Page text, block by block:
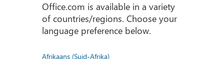
Office.com is available in a variety
of countries/regions. Choose your
language preference below.
Afrikaans (Suid-Afrika)